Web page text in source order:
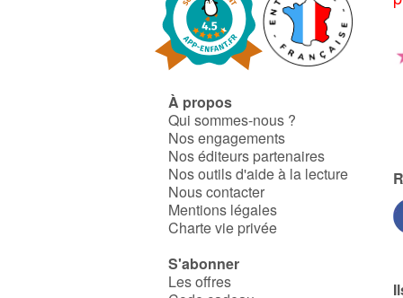
À propos
Qui sommes-nous ?
Nos engagements
Nos éditeurs partenaires
Nos outils d'aide à la lecture
Nous contacter
Mentions légales
Charte vie privée
S'abonner
Les offres